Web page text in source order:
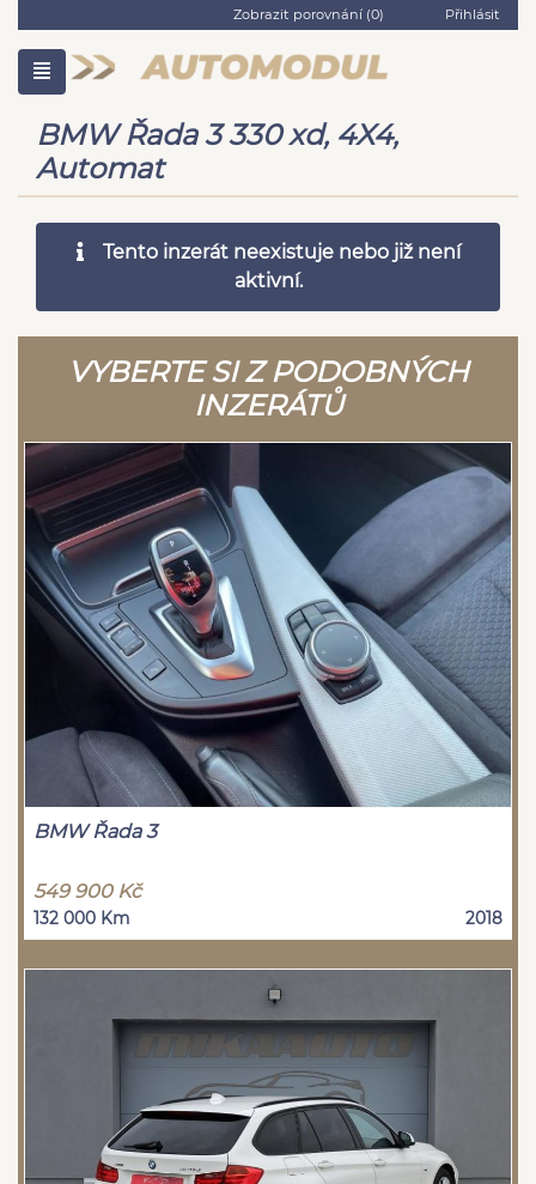
Zobrazit porovnání (0) Přihlásit
BMW Řada 3 330 xd, 4X4,
Automat
Tento inzerát neexistuje nebo již není
aktivní.
VYBERTE SI Z PODOBNÝCH
INZERÁTŮ
BMW Řada 3
549 900 Kč
132 000 Km 2018